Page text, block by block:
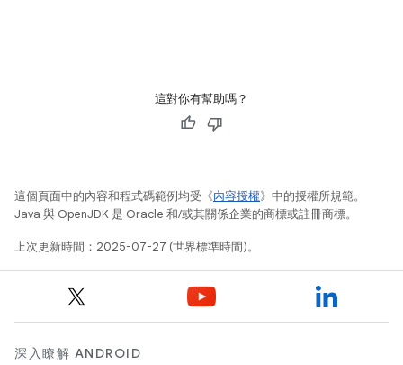
這對你有幫助嗎？
這個頁面中的內容和程式碼範例均受《內容授權》中的授權所規範。
Java 與 OpenJDK 是 Oracle 和/或其關係企業的商標或註冊商標。
上次更新時間：2025-07-27 (世界標準時間)。
深入瞭解 ANDROID